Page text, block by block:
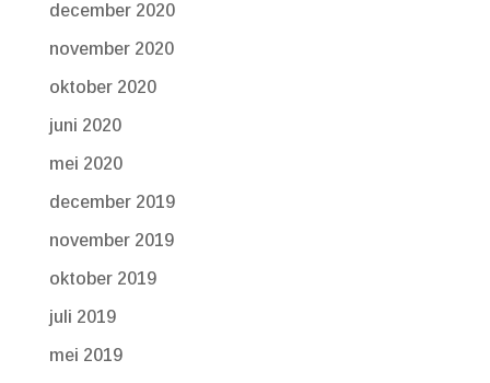
december 2020
november 2020
oktober 2020
juni 2020
mei 2020
december 2019
november 2019
oktober 2019
juli 2019
mei 2019